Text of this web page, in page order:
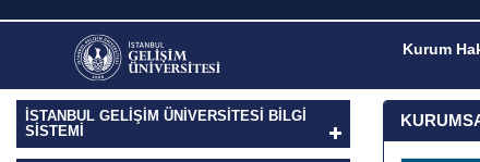
Kurum
İSTANBUL GELİŞİM ÜNİVERSİTESİ BİLGİ
SİSTEMİ